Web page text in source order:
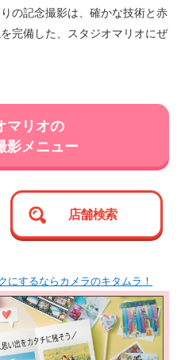
の記念撮影は、確かな技術と赤
完備した、スタジオマリオにぜ
マリオの
影メニュー
店舗検索
にするならカメラのキタムラ！